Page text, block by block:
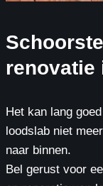
renovatie
Het kan lang
loodslab niet
naar binnen.
Bel gerust voor